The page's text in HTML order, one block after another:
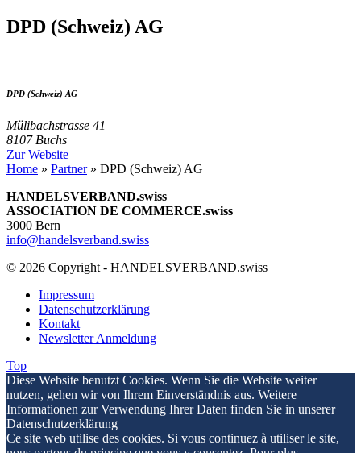
DPD (Schweiz) AG
DPD (Schweiz) AG
Mülibachstrasse 41
8107 Buchs
Zur Website
Home » Partner» DPD (Schweiz) AG
HANDELSVERBAND.swiss
ASSOCIATION DE COMMERCE.swiss
3000 Bern
info@handelsverband.swiss
© 2026 Copyright - HANDELSVERBAND.swiss
Impressum
Datenschutzerklärung
Kontakt
Newsletter Anmeldung
Top
Diese Website benutzt Cookies. Wenn Sie die Website weiter
nutzen, gehen wir von Ihrem Einverständnis aus. Weitere
Informationen zur Verwendung Ihrer Daten finden Sie in unserer
Datenschutzerklärung
Ce site web utilise des cookies. Si vous continuez à utiliser le site,